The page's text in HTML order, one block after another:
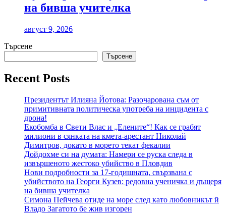
на бивша учителка
август 9, 2026
Търсене
Търсене
Recent Posts
Президентът Илияна Йотова: Разочарована съм от
примитивната политическа употреба на инцидента с
дрона!
Екобомба в Свети Влас и „Елените“! Как се грабят
милиони в сянката на кмета-арестант Николай
Димитров, докато в морето текат фекалии
Дойдохме си на думата: Намери се руска следа в
извършеното жестоко убийство в Пловдив
Нови подробности за 17-годишната, свързвана с
убийството на Георги Кузев: редовна ученичка и дъщеря
на бивша учителка
Симона Пейчева отиде на море след като любовникът й
Владо Загатото бе жив изгорен